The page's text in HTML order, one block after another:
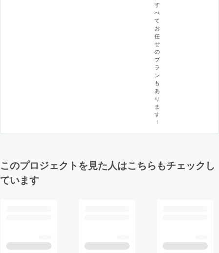
す
べ
て
お
任
せ
の
プ
ラ
ン
も
あ
り
ま
す
！
このプロジェクトを見た人はこちらもチェックし
ています